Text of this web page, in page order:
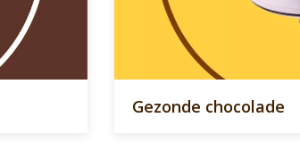
Gezonde chocolade